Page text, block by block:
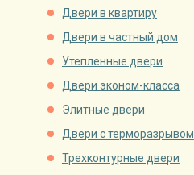
Двери в квартиру
Двери в частный дом
Утепленные двери
Двери эконом-класса
Элитные двери
Двери с терморазрывом
Трехконтурные двери